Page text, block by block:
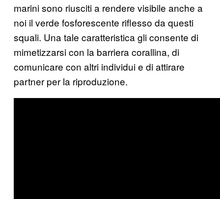
marini sono riusciti a rendere visibile anche a
noi il verde fosforescente riflesso da questi
squali. Una tale caratteristica gli consente di
mimetizzarsi con la barriera corallina, di
comunicare con altri individui e di attirare
partner per la riproduzione.